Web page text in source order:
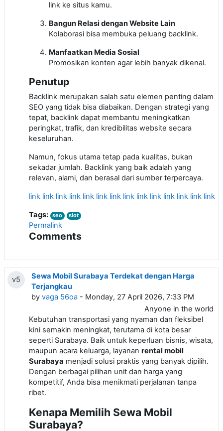
link ke situs kamu.
Bangun Relasi dengan Website Lain
Kolaborasi bisa membuka peluang backlink.
Manfaatkan Media Sosial
Promosikan konten agar lebih banyak dikenal.
Penutup
Backlink merupakan salah satu elemen penting dalam
SEO yang tidak bisa diabaikan. Dengan strategi yang
tepat, backlink dapat membantu meningkatkan
peringkat, trafik, dan kredibilitas website secara
keseluruhan.
Namun, fokus utama tetap pada kualitas, bukan
sekadar jumlah. Backlink yang baik adalah yang
relevan, alami, dan berasal dari sumber terpercaya.
link link link link link link link link link link link link link link
Tags: seo slot
Permalink
Comments
v5
Sewa Mobil Surabaya Terdekat dengan Harga
Terjangkau
by vaga 56oa - Monday, 27 April 2026, 7:33 PM
Anyone in the world
Kebutuhan transportasi yang nyaman dan fleksibel
kini semakin meningkat, terutama di kota besar
seperti Surabaya. Baik untuk keperluan bisnis, wisata,
maupun acara keluarga, layanan rental mobil
Surabaya menjadi solusi praktis yang banyak dipilih.
Dengan berbagai pilihan unit dan harga yang
kompetitif, Anda bisa menikmati perjalanan tanpa
ribet.
Kenapa Memilih Sewa Mobil
Surabaya?